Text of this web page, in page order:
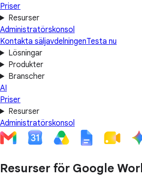
Priser
Resurser
Administratörskonsol
Kontakta säljavdelningenTesta nu
Lösningar
Produkter
Branscher
AI
Priser
Resurser
Administratörskonsol
Resurser för Google